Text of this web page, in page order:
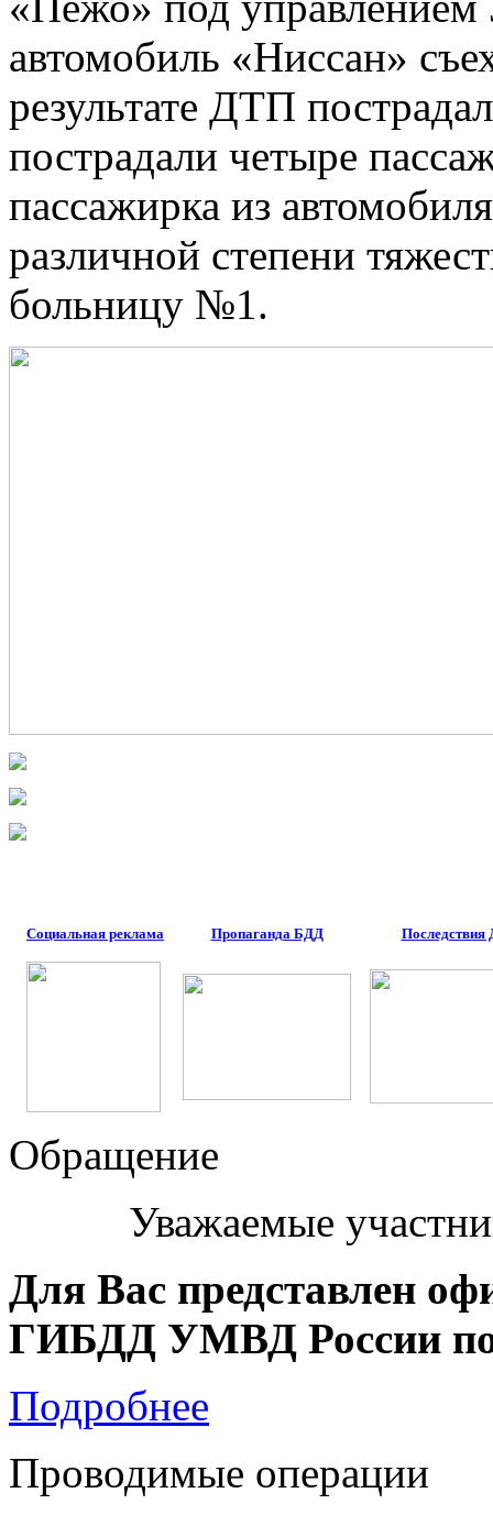
автомобиль «Ниссан»
результате ДТП
пострадали четыре
пассажирка из
различной степени
больницу №1.
Социальная реклама Пропаганда БДД
Обращение
Уважаемые
Для Вас представлен
ГИБДД УМВД России по
Подробнее
Проводимые операции